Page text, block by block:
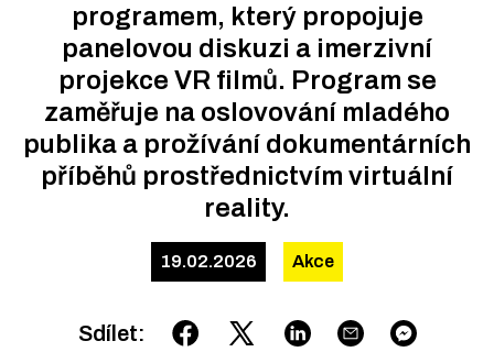
programem, který propojuje
panelovou diskuzi a imerzivní
projekce VR filmů. Program se
zaměřuje na oslovování mladého
publika a prožívání dokumentárních
příběhů prostřednictvím virtuální
reality.
19.02.2026 Akce
Sdílet: